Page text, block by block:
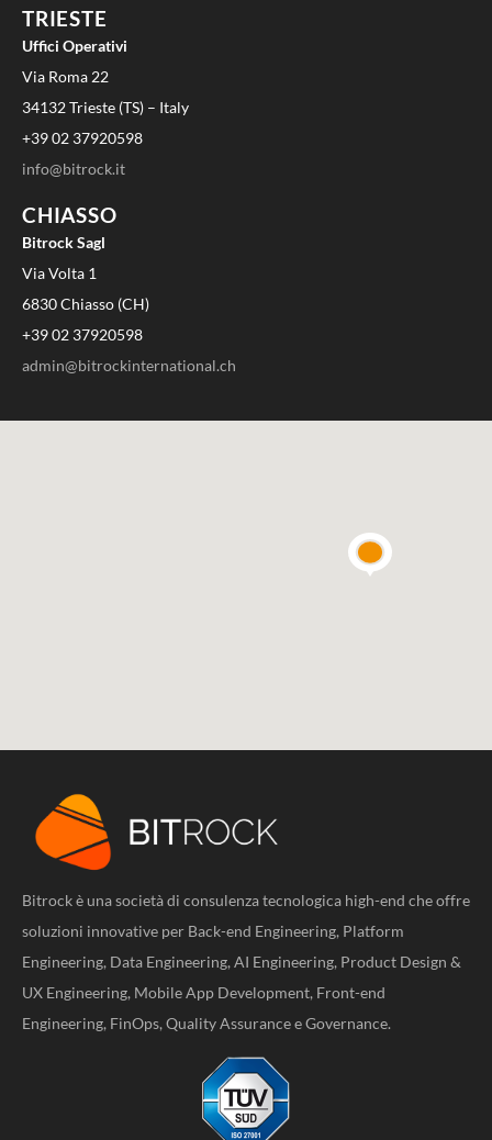
TRIESTE
Uffici Operativi
Via Roma 22
34132 Trieste (TS) – Italy
+39 02 37920598
info@bitrock.it
CHIASSO
Bitrock Sagl
Via Volta 1
6830 Chiasso (CH)
+39 02 37920598
admin@bitrockinternational.ch
Bitrock è una società di consulenza tecnologica high-end che offre
soluzioni innovative per Back-end Engineering, Platform
Engineering, Data Engineering, AI Engineering, Product Design &
UX Engineering, Mobile App Development, Front-end
Engineering, FinOps, Quality Assurance e Governance.